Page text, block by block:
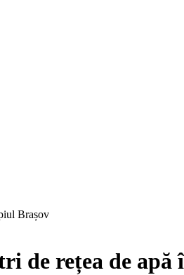
Brașov
de rețea de